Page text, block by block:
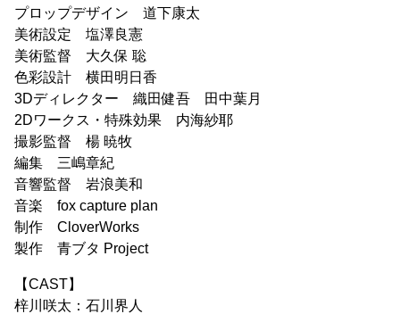
プロップデザイン 道下康太
美術設定 塩澤良憲
美術監督 大久保 聡
色彩設計 横田明日香
3Dディレクター 織田健吾 田中葉月
2Dワークス・特殊効果 内海紗耶
撮影監督 楊 暁牧
編集 三嶋章紀
音響監督 岩浪美和
音楽 fox capture plan
制作 CloverWorks
製作 青ブタ Project
【CAST】
梓川咲太：石川界人